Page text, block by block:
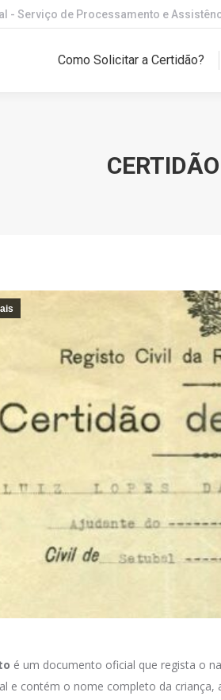
- Serviço de Processamento e
Como Solicitar a Certidão?
é um documento oficial que regista o
e contém o nome completo da
Como Solicitar a Certidão?